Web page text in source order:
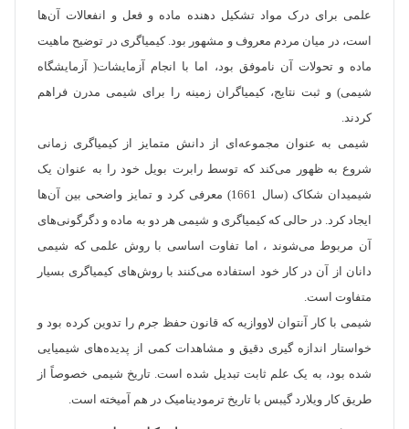
علمی برای درک مواد تشکیل دهنده ماده و فعل و انفعالات آن‌ها
است، در میان مردم معروف و مشهور بود. کیمیاگری در توضیح ماهیت
ماده و تحولات آن ناموفق بود، اما با انجام آزمایشات( آزمایشگاه
شیمی) و ثبت نتایج، کیمیاگران زمینه را برای شیمی مدرن فراهم
کردند.
شیمی به عنوان مجموعه‌ای از دانش متمایز از کیمیاگری زمانی
شروع به ظهور می‌کند که توسط رابرت بویل خود را به عنوان یک
شیمیدان شکاک (سال 1661) معرفی کرد و تمایز واضحی بین آن‌ها
ایجاد کرد. در حالی که کیمیاگری و شیمی هر دو به ماده و دگرگونی‌های
آن مربوط می‌شوند ، اما تفاوت اساسی با روش علمی که شیمی
دانان از آن در کار خود استفاده می‌کنند با روش‌های کیمیاگری بسیار
متفاوت است.
شیمی با کار آنتوان لاووازیه که قانون حفظ جرم را تدوین کرده بود و
خواستار اندازه گیری دقیق و مشاهدات کمی از پدیده‌های شیمیایی
شده بود، به یک علم ثابت تبدیل شده است. تاریخ شیمی خصوصاً از
طریق کار ویلارد گیبس با تاریخ ترمودینامیک در هم آمیخته است.